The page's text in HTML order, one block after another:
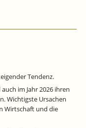
Tendenz.
im Jahr 2026 ihren
Wichtigste Ursachen
Wirtschaft und die